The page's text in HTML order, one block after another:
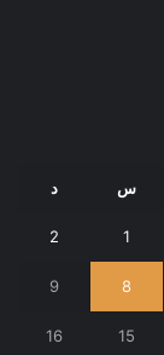
س د
1
2
8
9
15
16